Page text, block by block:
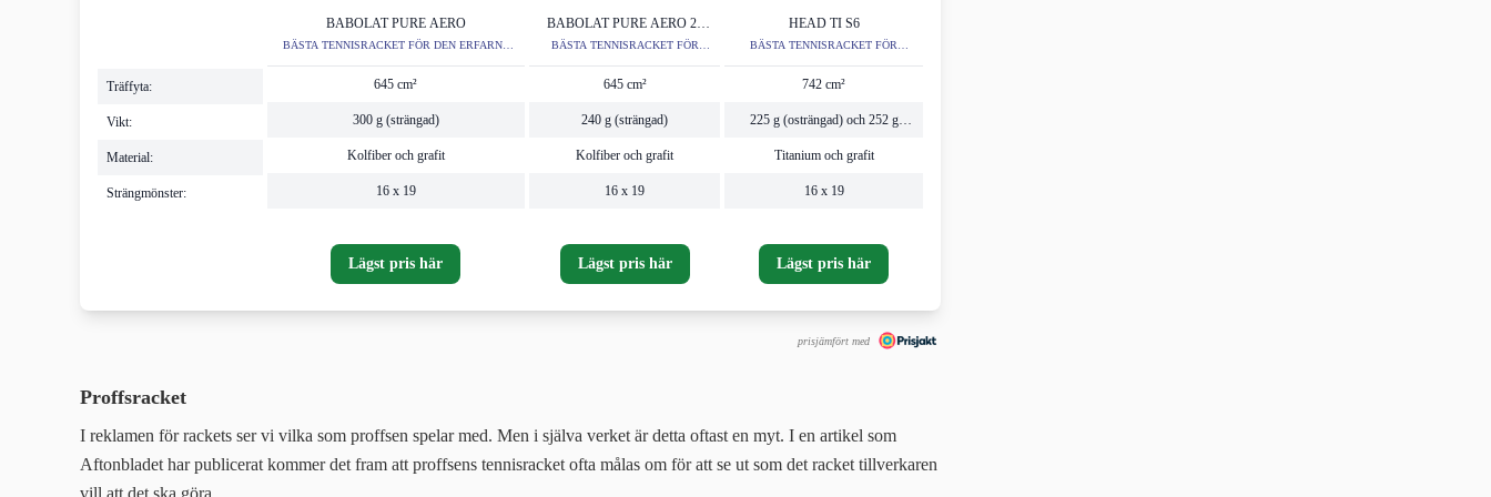
Träffyta:
Vikt:
Material:
Strängmönster:
BABOLAT PURE AERO
BÄSTA TENNISRACKET FÖR DEN ERFARNE
645 cm²
300 g (strängad)
Kolfiber och grafit
16 x 19
Lägst pris här
BABOLAT PURE AERO 26
JUNIOR
BÄSTA TENNISRACKET FÖR
645 cm²
240 g (strängad)
Kolfiber och grafit
16 x 19
Lägst pris här
HEAD TI S6
BÄSTA TENNISRACKET FÖR
742 cm²
225 g (osträngad) och 252 g
Titanium och grafit
16 x 19
Lägst pris här
prisjämfört med
Proffsracket
I reklamen för rackets ser vi vilka som proffsen spelar med. Men i själva verket är detta oftast en myt. I en artikel som
Aftonbladet har publicerat kommer det fram att proffsens tennisracket ofta målas om för att se ut som det racket tillverkaren
vill att det ska göra.